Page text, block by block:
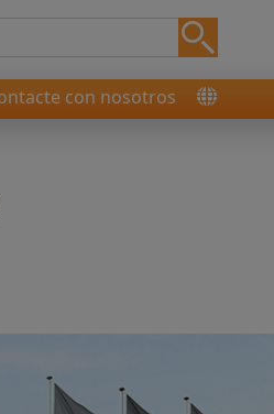
con nosotros